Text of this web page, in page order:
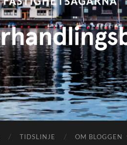
TIDSLINJE OM BLOGGEN